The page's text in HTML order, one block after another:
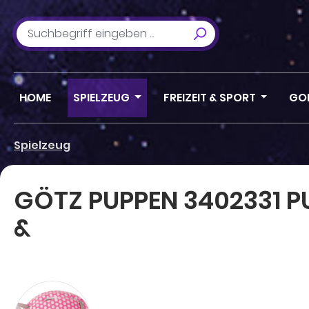
Hauptinhalt springen
Zur Suche springen
Zur Hauptnavigation springen
HOME SPIELZEUG FREIZEIT & SPORT
Spielzeug
GÖTZ PUPPEN 3402331
&
Bildergalerie überspringen